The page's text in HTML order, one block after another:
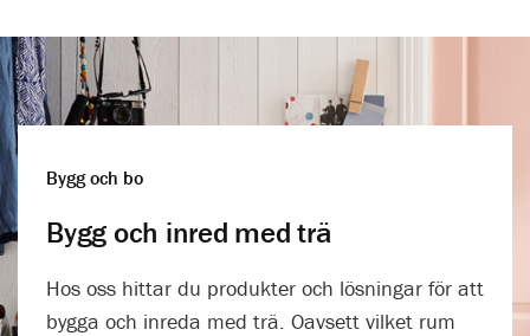
Bygg och bo
Bygg och inred med trä
Hos oss hittar du produkter och lösningar för att
bygga och inreda med trä. Oavsett vilket rum